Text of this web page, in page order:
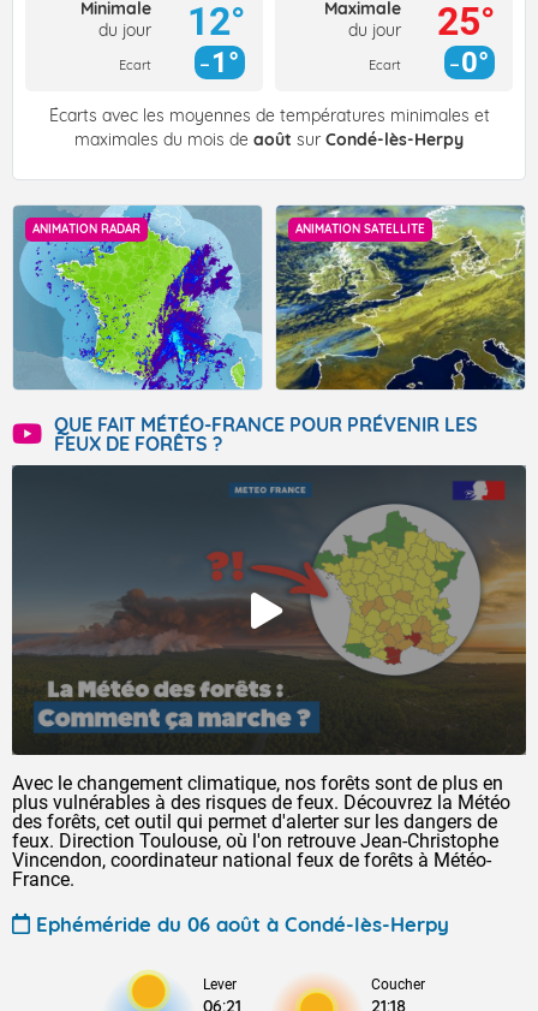
Minimale
du jour
Ecart
12°
1°
Maximale
du jour
Ecart
25°
0°
Écarts avec les moyennes de températures minimales et
maximales du mois de août sur Condé-lès-Herpy
ANIMATION RADAR ANIMATION SATELLITE
QUE FAIT MÉTÉO-FRANCE POUR PRÉVENIR LES
FEUX DE FORÊTS ?
Avec le changement climatique, nos forêts sont de plus en
plus vulnérables à des risques de feux. Découvrez la Météo
des forêts, cet outil qui permet d'alerter sur les dangers de
feux. Direction Toulouse, où l'on retrouve Jean-Christophe
Vincendon, coordinateur national feux de forêts à Météo-
France.
Ephéméride du 06 août à Condé-lès-Herpy
Lever
06:21
Coucher
21:18